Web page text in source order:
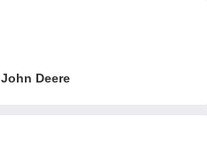
John Deere